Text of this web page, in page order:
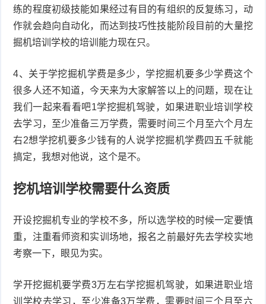
练的程度初级技能如果经过有目的有组织的反复练习，动
作就会趋向自动化，而达到技巧性技能阶段目前的大量挖
掘机培训学校的培训能力现在只。
4、关于学挖掘机学费是多少，学挖掘机要多少学费这个
很多人还不知道，今天来为大家解答以上的问题，现在让
我们一起来看看吧1学挖掘机驾驶，如果进职业培训学校
去学习，至少准备三万学费，需要时间三个月至六个月左
右2想学挖机要多少钱有的人说学挖掘机学费四五千就能
搞定，我想对他说，这个是不。
挖机培训学校需要什么资质
开设挖掘机专业的学校不多，所以选学校的时候一定要慎
重，注重看师资和实训场地，报名之前最好先去学校实地
考察一下，眼见为实。
学开挖掘机要学费3万左右学挖掘机驾驶，如果进职业培
训学校去学习，至少准备3万学费，需要时间三个月至六